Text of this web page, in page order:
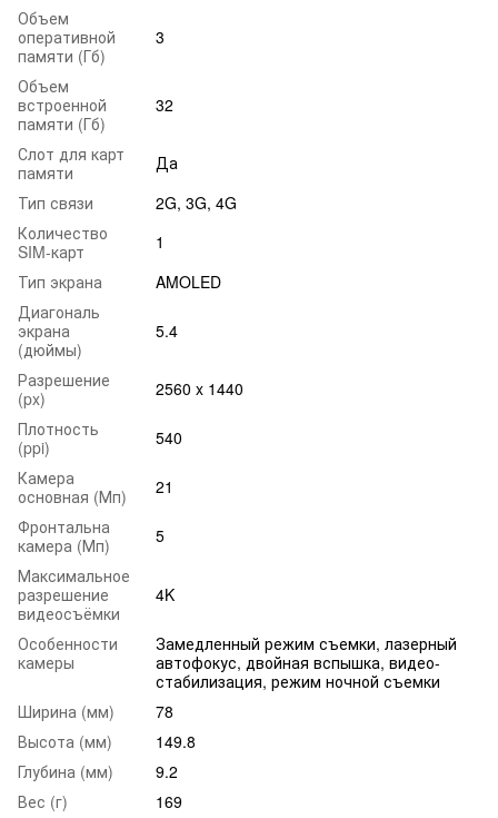
Объем
оперативной
памяти (Гб)
3
Объем
встроенной
памяти (Гб)
32
Слот для карт
памяти
Да
Тип связи
2G, 3G, 4G
Количество
SIM-карт
1
Тип экрана
AMOLED
Диагональ
экрана
(дюймы)
5.4
Разрешение
(px)
2560 x 1440
Плотность
(ppi)
540
Камера
основная (Мп)
21
Фронтальна
камера (Мп)
5
Максимальное
разрешение
видеосъёмки
4K
Особенности
камеры
Замедленный режим съемки, лазерный
автофокус, двойная вспышка, видео-
стабилизация, режим ночной съемки
Ширина (мм)
78
Высота (мм)
149.8
Глубина (мм)
9.2
Вес (г)
169